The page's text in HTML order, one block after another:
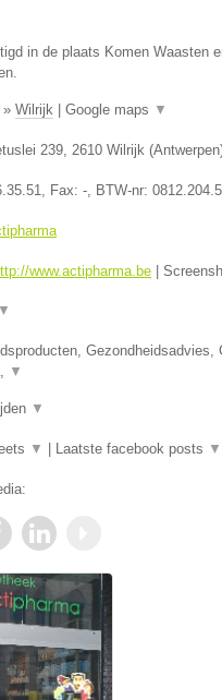
in de plaats Komen Waasten
» Wilrijk Google maps ▼
239, 2610 Wilrijk (Antwerpen
, Fax: -, BTW-nr:
www.actipharma.be
▼
Gezondheidsadvies,
▼
▼
▼ Laatste facebook posts ▼